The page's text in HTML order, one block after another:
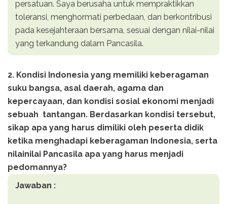
persatuan. Saya berusaha untuk mempraktikkan
toleransi, menghormati perbedaan, dan berkontribusi
pada kesejahteraan bersama, sesuai dengan nilai-nilai
yang terkandung dalam Pancasila.
2. Kondisi Indonesia yang memiliki keberagaman
suku bangsa, asal daerah, agama dan
kepercayaan, dan kondisi sosial ekonomi menjadi
sebuah tantangan. Berdasarkan kondisi tersebut,
sikap apa yang harus dimiliki oleh peserta didik
ketika menghadapi keberagaman Indonesia, serta
nilainilai Pancasila apa yang harus menjadi
pedomannya?
Jawaban :